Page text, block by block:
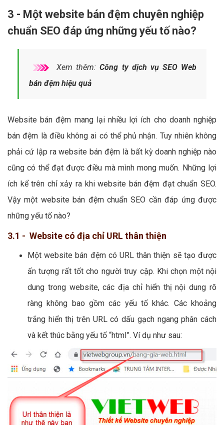
3 - Một website bán đệm chuyên nghiệp
chuẩn SEO đáp ứng những yếu tố nào?
Xem thêm:Công ty dịch vụ SEO Web
bán đệm hiệu quả
Website bán đệm mang lại nhiều lợi ích cho doanh nghiệp
bán đệm là điều không ai có thể phủ nhận. Tuy nhiên không
phải cứ lập ra website bán đệm là bất kỳ doanh nghiệp nào
cũng có thể đạt được điều mà mình mong muốn. Những lợi
ích kể trên chỉ xảy ra khi website bán đệm đạt chuẩn SEO.
Vậy một website bán đệm chuẩn SEO cần đáp ứng được
những yếu tố nào?
3.1 - Website có địa chỉ URL thân thiện
Một website bán đệm có URL thân thiện sẽ tạo được
ấn tượng rất tốt cho người truy cập. Khi chọn một nội
dung trong website, các địa chỉ hiển thị nội dung rõ
ràng không bao gồm các yếu tố khác. Các khoảng
trắng hiển thị trên URL có dấu gạch ngang phân cách
và kết thúc bằng yếu tố “html”. Ví dụ như sau: